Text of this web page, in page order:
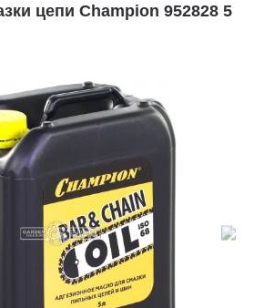
цепи Champion 952828 5